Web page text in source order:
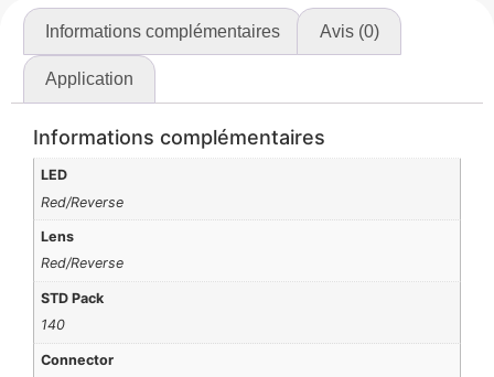
Informations complémentaires Avis (0)
Application
Informations complémentaires
LED
Red/Reverse
Lens
Red/Reverse
STD Pack
140
Connector